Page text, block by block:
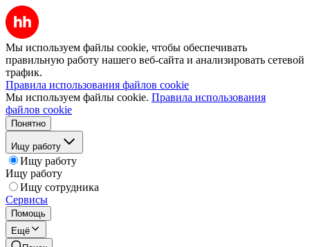
Мы используем файлы cookie, чтобы обеспечивать
правильную работу нашего веб-сайта и анализировать сетевой
трафик.
Правила использования файлов cookie
Мы используем файлы cookie. Правила использования
файлов cookie
Понятно
Ищу работу
Ищу работу
Ищу работу
Ищу сотрудника
Сервисы
Помощь
Ещё